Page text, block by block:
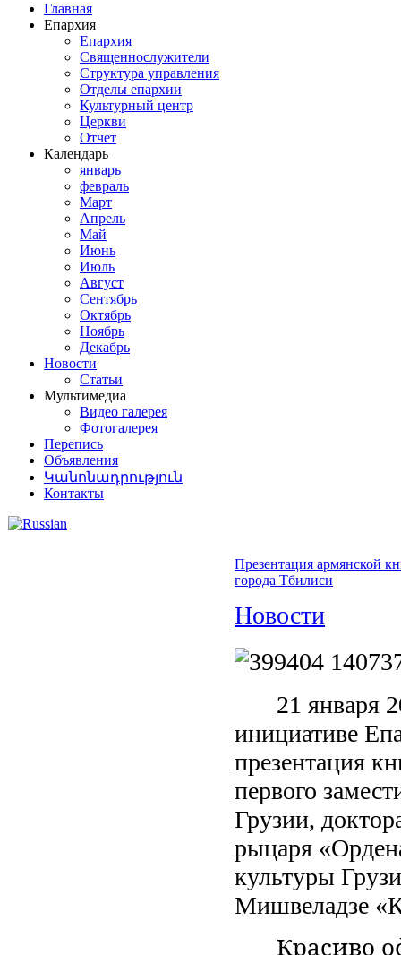
Главная
Епархия
Епархия
Священнослужители
Структура управления
Отделы епархии
Культурный центр
Церкви
Отчет
Календарь
январь
февраль
Март
Апрель
Май
Июнь
Июль
Август
Сентябрь
Октябрь
Ноябрь
Декабрь
Новости
Статьи
Мультимедиа
Видео галерея
Фотогалерея
Перепись
Объявления
Կանոնադրություն
Контакты
Презентация армянской
города Тбилиси
Новости
21 января
инициативе
презентация
первого
Грузии,
рыцаря
культуры
Мишвеладзе
Красиво